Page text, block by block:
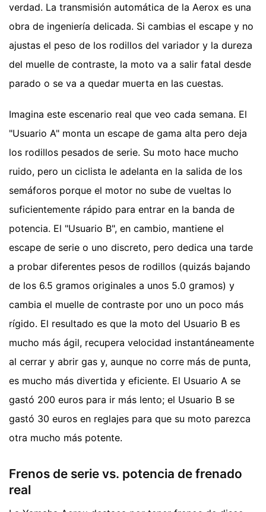
verdad. La transmisión automática de la Aerox es una
obra de ingeniería delicada. Si cambias el escape y no
ajustas el peso de los rodillos del variador y la dureza
del muelle de contraste, la moto va a salir fatal desde
parado o se va a quedar muerta en las cuestas.
Imagina este escenario real que veo cada semana. El
"Usuario A" monta un escape de gama alta pero deja
los rodillos pesados de serie. Su moto hace mucho
ruido, pero un ciclista le adelanta en la salida de los
semáforos porque el motor no sube de vueltas lo
suficientemente rápido para entrar en la banda de
potencia. El "Usuario B", en cambio, mantiene el
escape de serie o uno discreto, pero dedica una tarde
a probar diferentes pesos de rodillos (quizás bajando
de los 6.5 gramos originales a unos 5.0 gramos) y
cambia el muelle de contraste por uno un poco más
rígido. El resultado es que la moto del Usuario B es
mucho más ágil, recupera velocidad instantáneamente
al cerrar y abrir gas y, aunque no corre más de punta,
es mucho más divertida y eficiente. El Usuario A se
gastó 200 euros para ir más lento; el Usuario B se
gastó 30 euros en reglajes para que su moto parezca
otra mucho más potente.
Frenos de serie vs. potencia de frenado
real